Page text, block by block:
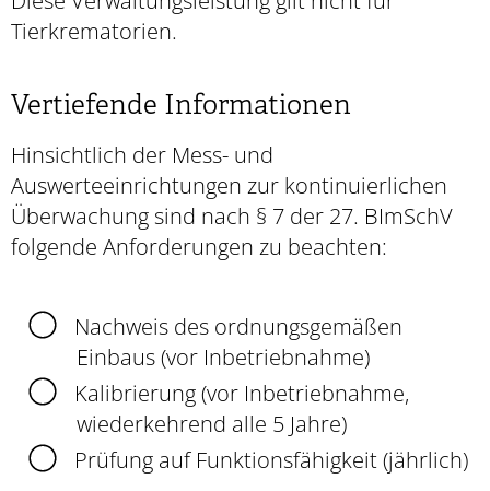
Tierkrematorien.
Vertiefende Informationen
Hinsichtlich der Mess- und
Auswerteeinrichtungen zur kontinuierlichen
Überwachung sind nach § 7 der 27. BImSchV
folgende Anforderungen zu beachten:
Nachweis des ordnungsgemäßen
Einbaus (vor Inbetriebnahme)
Kalibrierung (vor Inbetriebnahme,
wiederkehrend alle 5 Jahre)
Prüfung auf Funktionsfähigkeit (jährlich)